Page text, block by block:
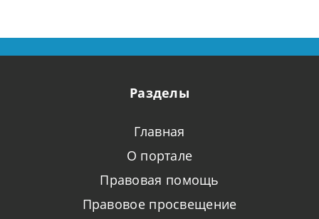
Разделы
Главная
О портале
Правовая помощь
Правовое просвещение